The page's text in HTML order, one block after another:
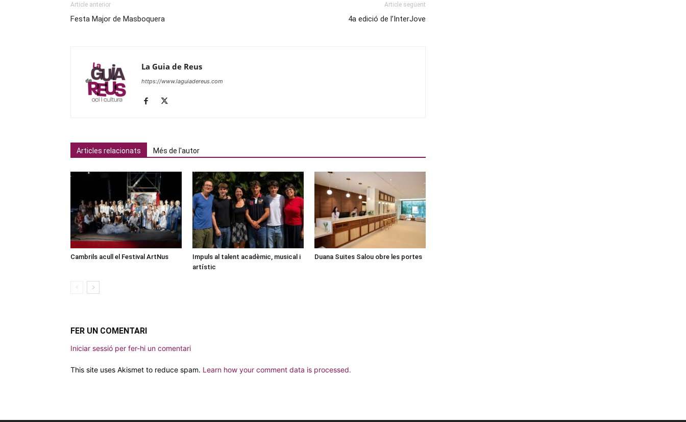
Article anterior
Festa Major de Masboquera
Article següent
4a edició de l’InterJove
La Guia de Reus
https://www.laguiadereus.com
Articles relacionats Més de l'autor
Cambrils acull el Festival ArtNus
Impuls al talent acadèmic, musical i
artístic
Duana Suites Salou obre les portes
FER UN COMENTARI
Iniciar sessió per fer-hi un comentari
This site uses Akismet to reduce spam. Learn how your comment data is processed.